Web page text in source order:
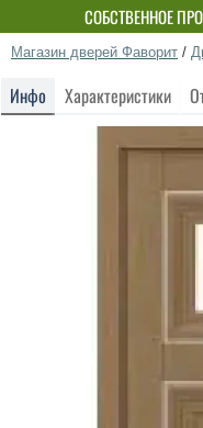
СОБСТВЕННОЕ
Магазин дверей Фаворит /
Инфо Характеристики